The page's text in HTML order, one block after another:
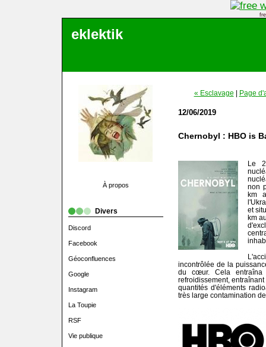
eklektik
À propos
Divers
Discord
Facebook
Géoconfluences
Google
Instagram
La Toupie
RSF
Vie publique
« Esclavage | Page
12/06/2019
Chernobyl : HBO is
Le
non
km
et
km
incontrôlée de la
du cœur. Cela
refroidissement,
quantités d'éléments
très large contamination